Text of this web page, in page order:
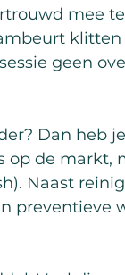
mee
klitten
geen
Dan heb
op de markt,
Naast
preventieve